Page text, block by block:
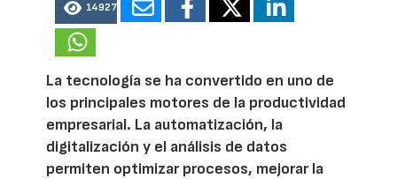
14927
La tecnología se ha convertido en uno de
los principales motores de la productividad
empresarial. La automatización, la
digitalización y el análisis de datos
permiten optimizar procesos, mejorar la